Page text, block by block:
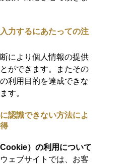
力するにあたっての注
により個人情報の提供
ができます。またその
利用目的を達成できな
す。
認識できない方法によ
）の利用について
ェブサイトでは、お客